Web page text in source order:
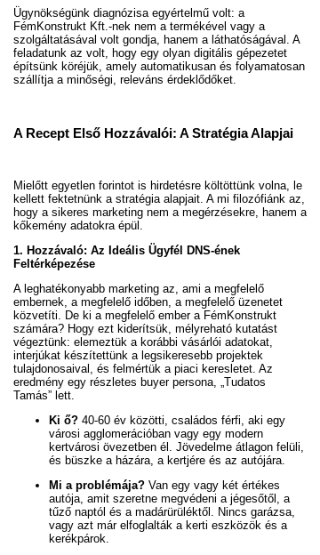
Ügynökségünk diagnózisa egyértelmű volt: a
FémKonstrukt Kft.-nek nem a termékével vagy a
szolgáltatásával volt gondja, hanem a láthatóságával. A
feladatunk az volt, hogy egy olyan digitális gépezetet
építsünk köréjük, amely automatikusan és folyamatosan
szállítja a minőségi, releváns érdeklődőket.
A Recept Első Hozzávalói: A Stratégia Alapjai
Mielőtt egyetlen forintot is hirdetésre költöttünk volna, le
kellett fektetnünk a stratégia alapjait. A mi filozófiánk az,
hogy a sikeres marketing nem a megérzésekre, hanem a
kőkemény adatokra épül.
1. Hozzávaló: Az Ideális Ügyfél DNS-ének
Feltérképezése
A leghatékonyabb marketing az, ami a megfelelő
embernek, a megfelelő időben, a megfelelő üzenetet
közvetíti. De ki a megfelelő ember a FémKonstrukt
számára? Hogy ezt kiderítsük, mélyreható kutatást
végeztünk: elemeztük a korábbi vásárlói adatokat,
interjúkat készítettünk a legsikeresebb projektek
tulajdonosaival, és felmértük a piaci keresletet. Az
eredmény egy részletes buyer persona, „Tudatos
Tamás” lett.
Ki ő? 40-60 év közötti, családos férfi, aki egy
városi agglomerációban vagy egy modern
kertvárosi övezetben él. Jövedelme átlagon felüli,
és büszke a házára, a kertjére és az autójára.
Mi a problémája? Van egy vagy két értékes
autója, amit szeretne megvédeni a jégesőtől, a
tűző naptól és a madárürüléktől. Nincs garázsa,
vagy azt már elfoglalták a kerti eszközök és a
kerékpárok.